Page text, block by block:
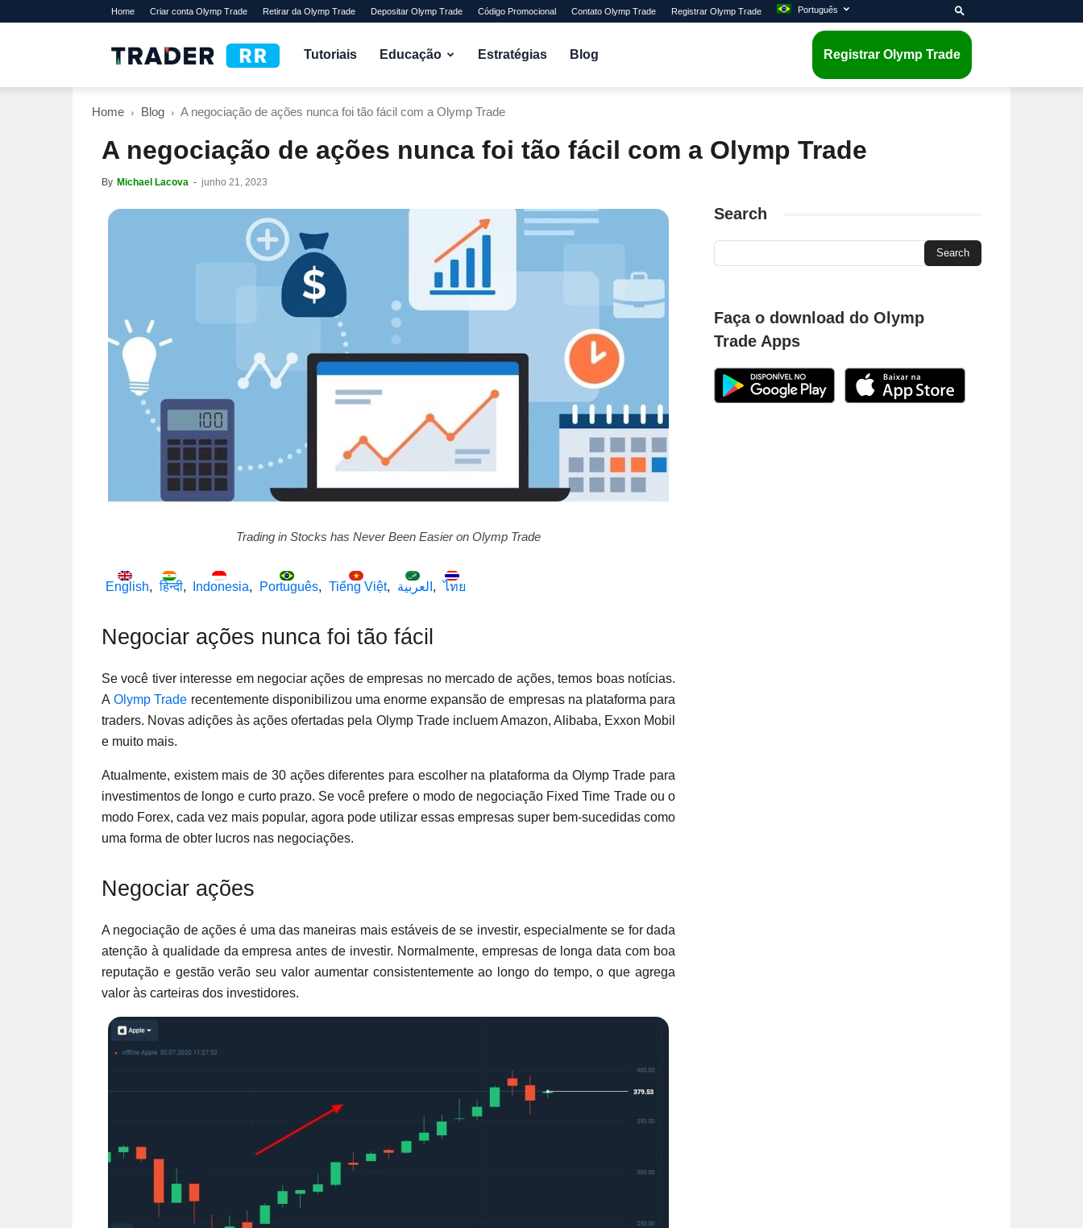
Home Criar conta Olymp Trade Retirar da Olymp Trade Depositar Olymp Trade Código Promocional Contato Olymp Trade Registrar Olymp Trade Português
TraderRR
Tutoriais Educação Estratégias Blog Registrar Olymp Trade
Home Blog A negociação de ações nunca foi tão fácil com a Olymp Trade
A negociação de ações nunca foi tão fácil com a Olymp Trade
By Michael Lacova - junho 21, 2023
Trading in Stocks has Never Been Easier on Olymp Trade
English हिन्दी Indonesia Português Tiếng Việt العربية ไทย
Negociar ações nunca foi tão fácil
Se você tiver interesse em negociar ações de empresas no mercado de ações, temos boas notícias.
AOlymp Trade recentemente disponibilizou uma enorme expansão de empresas na plataforma para
traders. Novas adições às ações ofertadas pela Olymp Trade incluem Amazon, Alibaba, Exxon Mobil
e muito mais.
Atualmente, existem mais de 30 ações diferentes para escolher na plataforma da Olymp Trade para
investimentos de longo e curto prazo. Se você prefere o modo de negociação Fixed Time Trade ou o
modo Forex, cada vez mais popular, agora pode utilizar essas empresas super bem-sucedidas como
uma forma de obter lucros nas negociações.
Negociar ações
A negociação de ações é uma das maneiras mais estáveis de se investir, especialmente se for dada
atenção à qualidade da empresa antes de investir. Normalmente, empresas de longa data com boa
reputação e gestão verão seu valor aumentar consistentemente ao longo do tempo, o que agrega
valor às carteiras dos investidores.
Search
Faça o download do Olymp
Trade Apps